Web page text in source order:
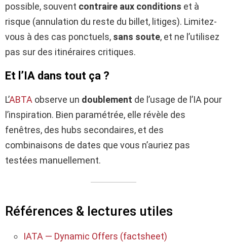
possible, souvent contraire aux conditions et à
risque (annulation du reste du billet, litiges). Limitez-
vous à des cas ponctuels, sans soute, et ne l’utilisez
pas sur des itinéraires critiques.
Et l’IA dans tout ça ?
L’ABTA observe un doublement de l’usage de l’IA pour
l’inspiration. Bien paramétrée, elle révèle des
fenêtres, des hubs secondaires, et des
combinaisons de dates que vous n’auriez pas
testées manuellement.
Références & lectures utiles
IATA — Dynamic Offers (factsheet)